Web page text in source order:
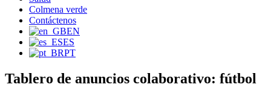
Colmena verde
Contáctenos
EN
ES
PT
Tablero de anuncios colaborativo: fútbol